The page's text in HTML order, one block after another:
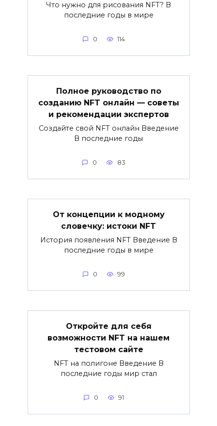
Что нужно для рисования NFT? В
последние годы в мире
0 114
Полное руководство по
созданию NFT онлайн — советы
и рекомендации экспертов
Создайте свой NFT онлайн Введение
В последние годы
0 83
От концепции к модному
словечку: истоки NFT
История появления NFT Введение В
последние годы в мире
0 99
Откройте для себя
возможности NFT на нашем
тестовом сайте
NFT на полигоне Введение В
последние годы мир стал
0 91